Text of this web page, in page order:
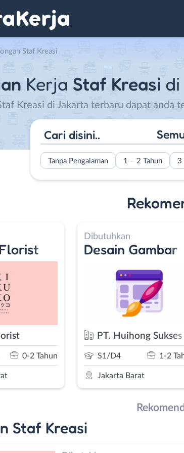
Staf Kreasi
Kerja Staf Kreasi
Kreasi di Jakarta terbaru dapat anda
Tanpa Pengalaman 1 – 2 Tahun 3
Sukses Indonesia
1-2 Tahun
Dibutuhkan
Project
PT. OSF Flavors
S1/D4 3-
Jabodetabek
Staf Kreasi